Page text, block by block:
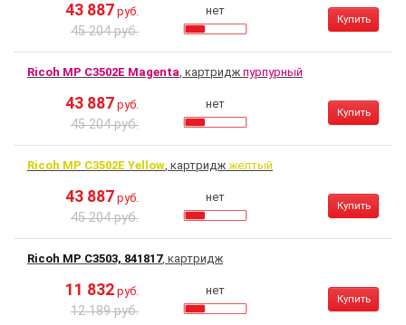
43 887 руб.
45 204 руб.
нет
Купить
Ricoh MP C3502E Magenta, картридж пурпурный
43 887 руб.
45 204 руб.
нет
Купить
Ricoh MP C3502E Yellow, картридж желтый
43 887 руб.
45 204 руб.
нет
Купить
Ricoh MP C3503, 841817, картридж
11 832 руб.
12 189 руб.
нет
Купить